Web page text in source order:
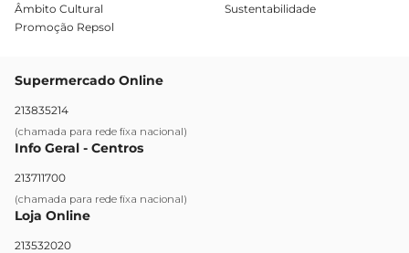
Âmbito Cultural
Promoção Repsol
Sustentabilidade
Supermercado Online
213835214
(chamada para rede fixa nacional)
Info Geral - Centros
213711700
(chamada para rede fixa nacional)
Loja Online
213532020